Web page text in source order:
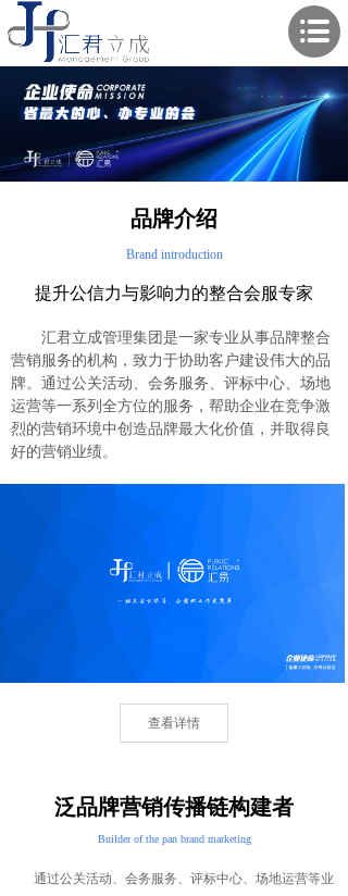
品牌介绍
Brand introduction
提升公信力与影响力的整合会服专家
汇君立成管理集团是一家专业从事品牌整合
营销服务的机构，致力于协助客户建设伟大的品
牌。通过公关活动、会务服务、评标中心、场地
运营等一系列全方位的服务，帮助企业在竞争激
烈的营销环境中创造品牌最大化价值，并取得良
好的营销业绩。
查看详情
泛品牌营销传播链构建者
Builder of the pan brand marketing
通过公关活动、会务服务、评标中心、场地运营等业